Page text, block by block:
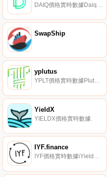
SwapShip
yplutus
YPLT價格實時數據PlutusSwap由$yPLT代幣持有者管理,是Plutus Capital社區構建的革命性AMM協議.
YieldX
YIELDX價格實時數據.
IYF.finance
IYF價格實時數據iYieldFarm（IYF）是一個社區驅動的yieldfarming項目,提供去中心化套利工具。9月13日推出,帶有燒毀的開發者密鑰,允許人們在耕種的同時創建套利.